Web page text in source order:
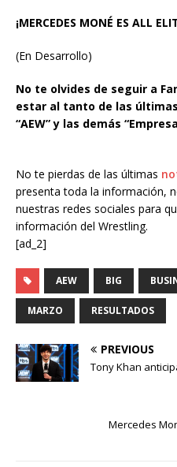
¡MERCEDES MONÉ ES ALL
(En Desarrollo)
No te olvides de seguir a
estar al tanto de las últimas
“AEW” y las demás
No te pierdas de las últimas
presenta toda la información,
nuestras redes sociales para
información del Wrestling.
[ad_2]
AEW BIG
MARZO RESULTADOS
PREVIOUS
Tony Khan
Mercedes